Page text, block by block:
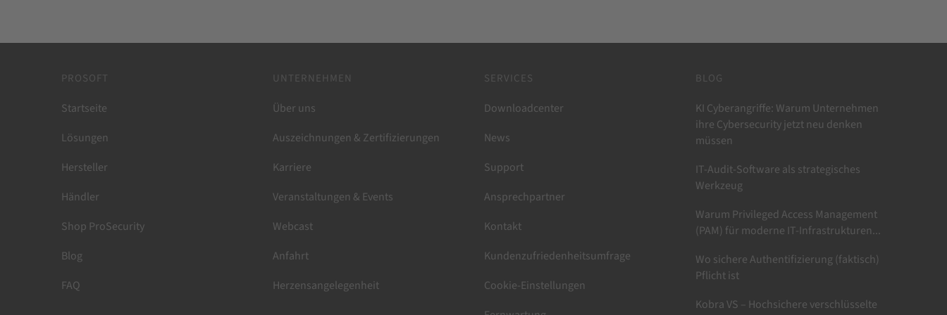
PROSOFT
Startseite
Lösungen
Hersteller
Händler
Shop ProSecurity
Blog
FAQ
UNTERNEHMEN
Über uns
Auszeichnungen & Zertifizierungen
Karriere
Veranstaltungen & Events
Webcast
Anfahrt
Herzensangelegenheit
SERVICES
Downloadcenter
News
Support
Ansprechpartner
Kontakt
Kundenzufriedenheitsumfrage
Cookie-Einstellungen
BLOG
KI Cyberangriffe: Warum Unternehmen
ihre Cybersecurity jetzt neu denken
müssen
IT-Audit-Software als strategisches
Werkzeug
Warum Privileged Access Management
(PAM) für moderne IT-Infrastrukturen...
Wo sichere Authentifizierung (faktisch)
Pflicht ist
Kobra VS – Hochsichere verschlüsselte